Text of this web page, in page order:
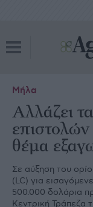
Μήλα
Αλλάζει
θέμα
Σε αύξηση του
(LC) για
500.000 δολάρια
Κεντρική Τράπεζα